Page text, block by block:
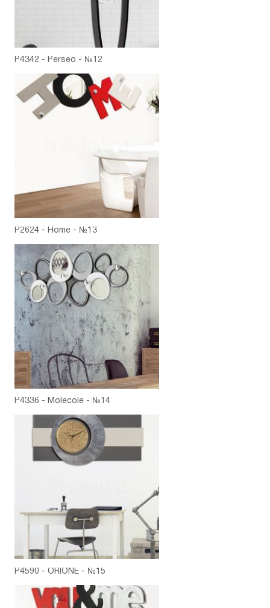
P4342 - Perseo - №12
P2624 - Home - №13
P4336 - Molecole - №14
P4590 - ORIONE - №15